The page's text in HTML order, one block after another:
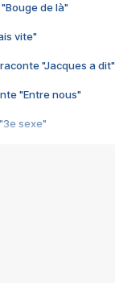
de là"
vite"
"Jacques a dit"
"Entre nous"
sexe"